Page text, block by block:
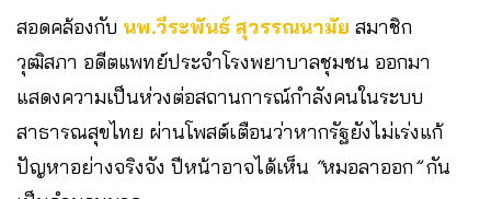
สอดคล้องกับ นพ.วีระพันธ์ สุวรรณนามัย สมาชิก
วุฒิสภา อดีตแพทย์ประจำโรงพยาบาลชุมชน ออกมา
แสดงความเป็นห่วงต่อสถานการณ์กำลังคนในระบบ
สาธารณสุขไทย ผ่านโพสต์เตือนว่าหากรัฐยังไม่เร่งแก้
ปัญหาอย่างจริงจัง ปีหน้าอาจได้เห็น “หมอลาออก”กัน